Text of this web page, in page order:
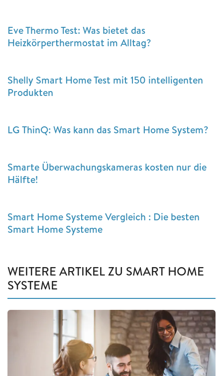
Eve Thermo Test: Was bietet das
Heizkörperthermostat im Alltag?
Shelly Smart Home Test mit 150 intelligenten
Produkten
LG ThinQ: Was kann das Smart Home System?
Smarte Überwachungskameras kosten nur die
Hälfte!
Smart Home Systeme Vergleich : Die besten
Smart Home Systeme
WEITERE ARTIKEL ZU SMART HOME
SYSTEME